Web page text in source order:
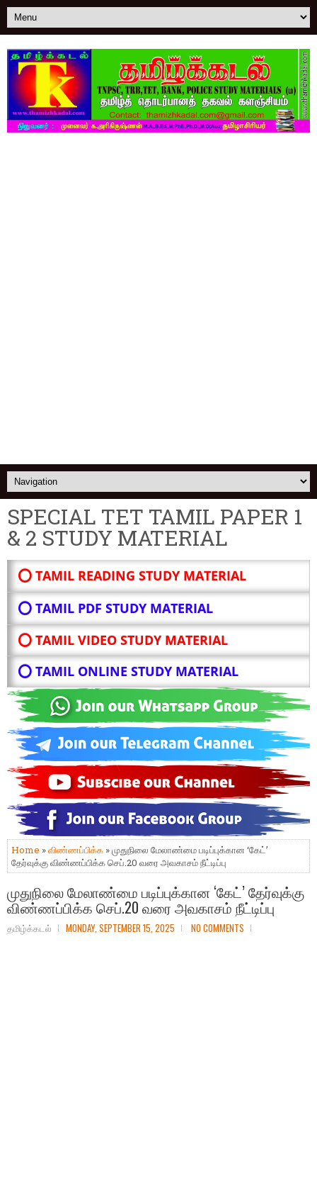
SPECIAL TET TAMIL PAPER 1
& 2 STUDY MATERIAL
⭕ TAMIL READING STUDY MATERIAL
⭕ TAMIL PDF STUDY MATERIAL
⭕ TAMIL VIDEO STUDY MATERIAL
⭕ TAMIL ONLINE STUDY MATERIAL
Home »விண்ணப்பிக்க » முதுநிலை மேலாண்மை படிப்புக்கான ‘கேட்’
தேர்வுக்கு விண்ணப்பிக்க செப்.20 வரை அவகாசம் நீட்டிப்பு
முதுநிலை மேலாண்மை படிப்புக்கான ‘கேட்’ தேர்வுக்கு
விண்ணப்பிக்க செப்.20 வரை அவகாசம் நீட்டிப்பு
தமிழ்க்கடல் MONDAY, SEPTEMBER 15, 2025 NO COMMENTS